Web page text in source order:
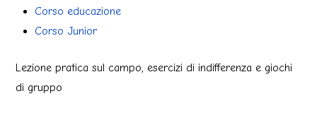
Corso educazione
Corso Junior
Lezione pratica sul campo, esercizi di indifferenza e giochi
di gruppo